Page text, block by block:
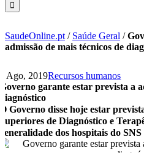
SaudeOnline.pt / Saúde Geral /
admissão de mais técnicos de
6 Ago, 2019Recursos humanos
Governo garante estar prevista a
diagnóstico
O Governo disse hoje estar
Superiores de Diagnóstico e
generalidade dos hospitais do SNS